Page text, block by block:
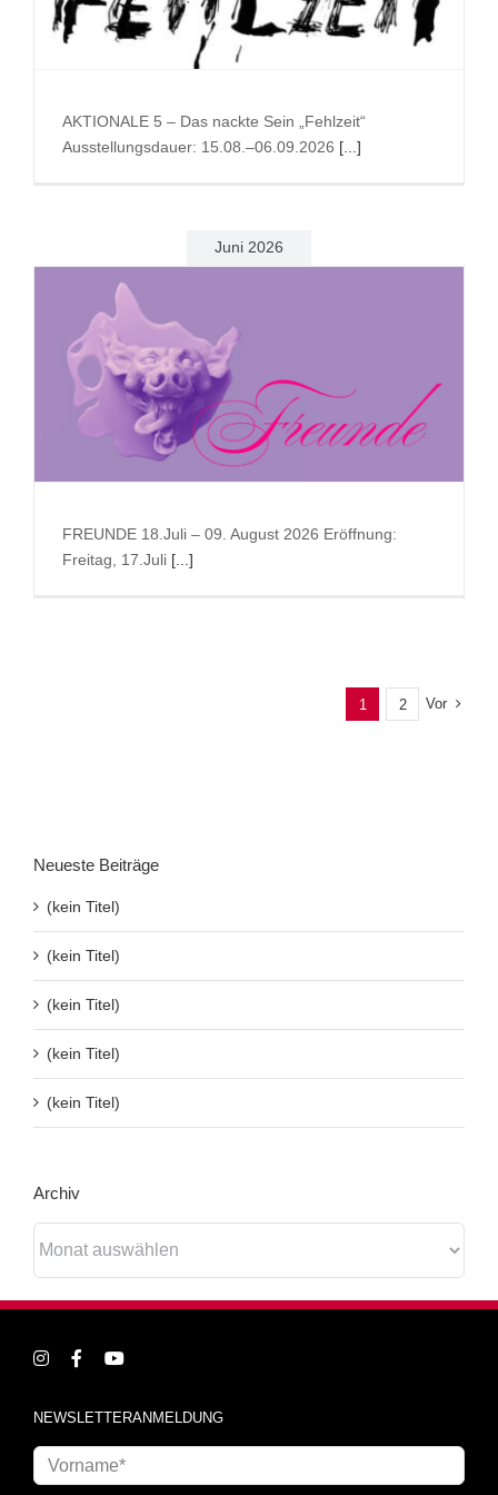
AKTIONALE 5 – Das nackte Sein „Fehlzeit“
Ausstellungsdauer: 15.08.–06.09.2026 [...]
Juni 2026
FREUNDE 18.Juli – 09. August 2026 Eröffnung:
Freitag, 17.Juli [...]
1 2 Vor
Neueste Beiträge
(kein Titel)
(kein Titel)
(kein Titel)
(kein Titel)
(kein Titel)
Archiv
NEWSLETTERANMELDUNG